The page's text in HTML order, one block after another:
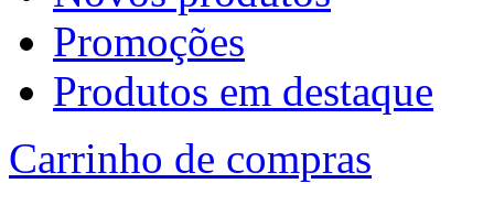
Promoções
Produtos em destaque
Carrinho de compras